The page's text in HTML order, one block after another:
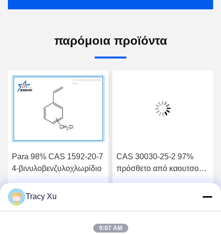
παρόμοια προϊόντα
Para 98% CAS 1592-20-7
4-βινυλοβενζυλοχλωρίδιο
CAS 30030-25-2 97%
πρόσθετο από καουτσούκ
Tracy Xu
9:07 AM